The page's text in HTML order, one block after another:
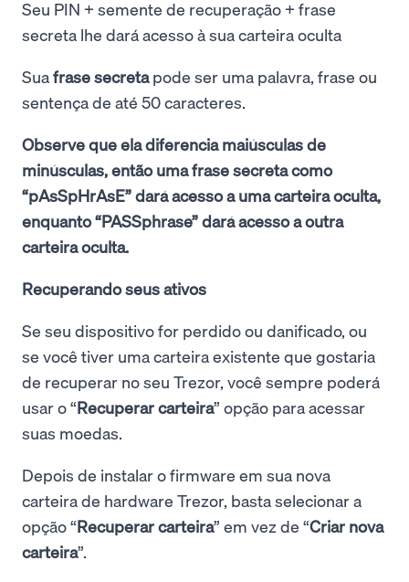
Seu PIN + semente de recuperação + frase
secreta lhe dará acesso à sua carteira oculta
Suafrase secretapode ser uma palavra, frase ou
sentença de até 50 caracteres.
Observe que ela diferencia maiúsculas de
minúsculas, então uma frase secreta como
“pAsSpHrAsE” dará acesso a uma carteira oculta,
enquanto “PASSphrase” dará acesso a outra
carteira oculta.
Recuperando seus ativos
Se seu dispositivo for perdido ou danificado, ou
se você tiver uma carteira existente que gostaria
de recuperar no seu Trezor, você sempre poderá
usar o “Recuperar carteira” opção para acessar
suas moedas.
Depois de instalar o firmware em sua nova
carteira de hardware Trezor, basta selecionar a
opção “Recuperar carteira” em vez de “Criar nova
carteira”.